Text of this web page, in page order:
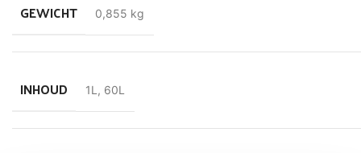
GEWICHT 0,855 kg
INHOUD 1L , 60L